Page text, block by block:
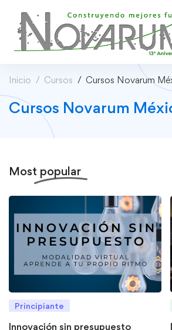
Inicio Cursos Cursos Novarum
Cursos Novarum
Most popular
Principiante
Innovación sin presupuesto